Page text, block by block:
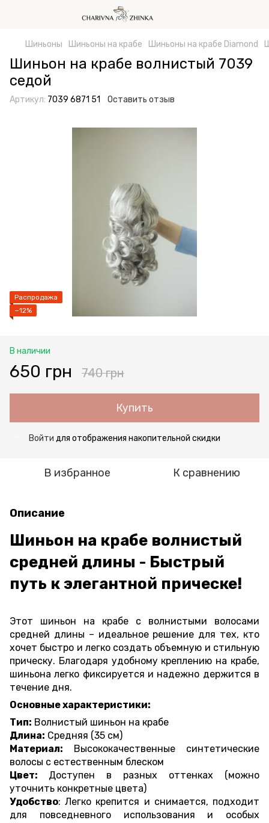
Шиньоны Шиньоны на крабе Шиньоны на крабе Diamond
Шиньон на крабе волнистый 7039
седой
Артикул: 7039 6871 51 Оставить отзыв
Распродажа
−12%
В наличии
650 грн 740 грн
Купить
Войти для отображения накопительной скидки
В избранное К сравнению
Описание
Шиньон на крабе волнистый
средней длины - Быстрый
путь к элегантной прическе!
Этот шиньон на крабе с волнистыми волосами
средней длины – идеальное решение для тех, кто
хочет быстро и легко создать объемную и стильную
прическу. Благодаря удобному креплению на крабе,
шиньона легко фиксируется и надежно держится в
течение дня.
Основные характеристики:
Тип: Волнистый шиньон на крабе
Длина: Средняя (35 см)
Материал: Высококачественные синтетические
волосы с естественным блеском
Цвет: Доступен в разных оттенках (можно
уточнить конкретные цвета)
Удобство: Легко крепится и снимается, подходит
для повседневного использования и особых